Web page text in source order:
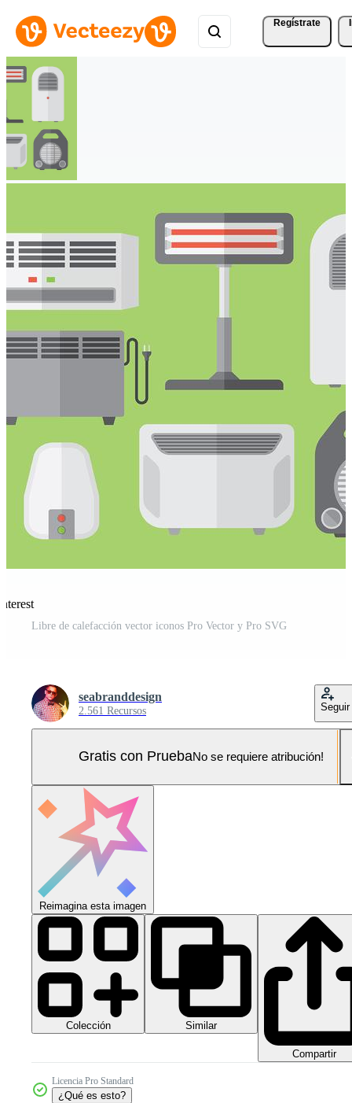
Regístrate
Libre de calefacción vector iconos Pro Vector y Pro SVG
seabranddesign
2.561 Recursos Seguir
Gratis con PruebaNo se requiere atribución!
Reimagina esta imagen
Colección Similar
Compartir
Licencia Pro Standard
¿Qué es esto?